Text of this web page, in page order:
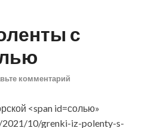
с
комментарий
солью»
10/grenki-iz-polenty-s-